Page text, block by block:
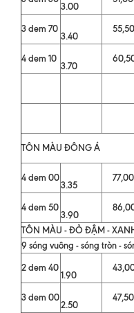
3.00
3 dem 70
3.40
4 dem 10
3.70
TÔN MÀU ĐÔNG Á
4 dem 00
3.35
4 dem 50
3.90
TÔN MÀU - ĐỎ ĐẬM -
9 sóng vuông - sóng tròn -
2 dem 40
1.90
3 dem 00
2.50